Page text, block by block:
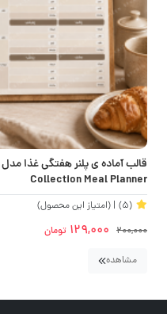
Collection Meal Planner
(5)
| (امتیاز این محصول)
200,000
129,000 تومان
مشاهده